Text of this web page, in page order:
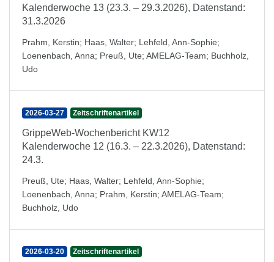
Kalenderwoche 13 (23.3. – 29.3.2026), Datenstand:
31.3.2026
Prahm, Kerstin; Haas, Walter; Lehfeld, Ann-Sophie;
Loenenbach, Anna; Preuß, Ute; AMELAG-Team; Buchholz,
Udo
2026-03-27 Zeitschriftenartikel
GrippeWeb-Wochenbericht KW12
Kalenderwoche 12 (16.3. – 22.3.2026), Datenstand:
24.3.
Preuß, Ute; Haas, Walter; Lehfeld, Ann-Sophie;
Loenenbach, Anna; Prahm, Kerstin; AMELAG-Team;
Buchholz, Udo
2026-03-20 Zeitschriftenartikel